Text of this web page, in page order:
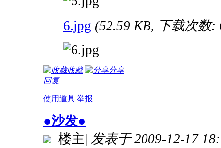
6.jpg (52.59 KB, 下载次数:
收藏
分享
回复
使用道具 举报
●沙发●
楼主| 发表于 2009-12-17